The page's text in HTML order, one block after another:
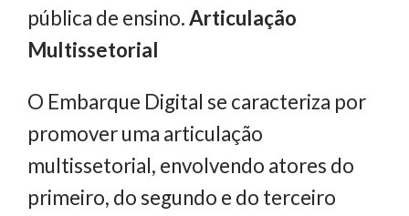
pública de ensino.Articulação
Multissetorial
O Embarque Digital se caracteriza por
promover uma articulação
multissetorial, envolvendo atores do
primeiro, do segundo e do terceiro